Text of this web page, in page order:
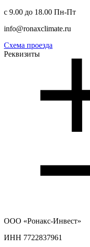
с 9.00 до 18.00 Пн-Пт
info@ronaxclimate.ru
Схема проезда
Реквизиты
ООО «Ронакс-Инвест»
ИНН 7722837961